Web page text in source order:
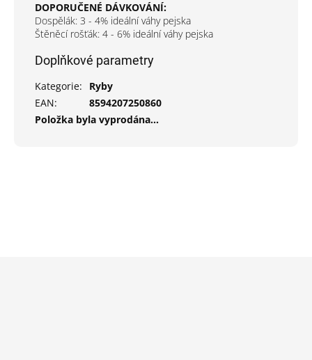
DOPORUČENÉ DÁVKOVÁNÍ:
Dospělák: 3 - 4% ideální váhy pejska
Štěněcí rošťák: 4 - 6% ideální váhy pejska
Doplňkové parametry
Kategorie:
Ryby
EAN:
8594207250860
Položka byla vyprodána…